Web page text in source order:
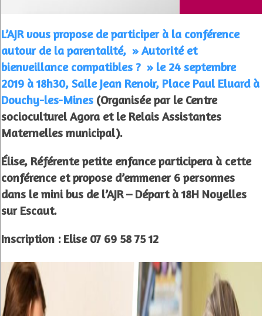
L’AJR vous propose de participer à la conférence
autour de la parentalité, » Autorité et
bienveillance compatibles ? » le 24 septembre
2019 à 18h30, Salle Jean Renoir, Place Paul Eluard à
Douchy-les-Mines (Organisée par le Centre
socioculturel Agora et le Relais Assistantes
Maternelles municipal).
Élise, Référente petite enfance participera à cette
conférence et propose d’emmener 6 personnes
dans le mini bus de l’AJR – Départ à 18H Noyelles
sur Escaut.
Inscription : Elise 07 69 58 75 12